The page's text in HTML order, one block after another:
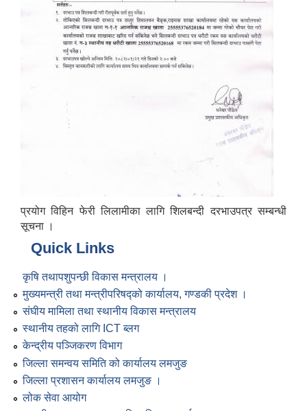
प्रयोग विहिन फेरी लिलामीका लागि शिलबन्दी दरभाउपत्र सम्बन्धी
सूचना ।
Quick Links
कृषि तथापशुपन्छी विकास मन्त्रालय ।
मुख्यमन्त्री तथा मन्त्रीपरिषद्को कार्यालय, गण्डकी प्रदेश ।
संघीय मामिला तथा स्थानीय विकास मन्त्रालय
स्थानीय तहको लागि ICT ब्लग
केन्द्रीय पञ्जिकरण विभाग
जिल्ला समन्वय समिति को कार्यालय लमजुङ
जिल्ला प्रशासन कार्यालय लमजुङ ।
लोक सेवा आयोग